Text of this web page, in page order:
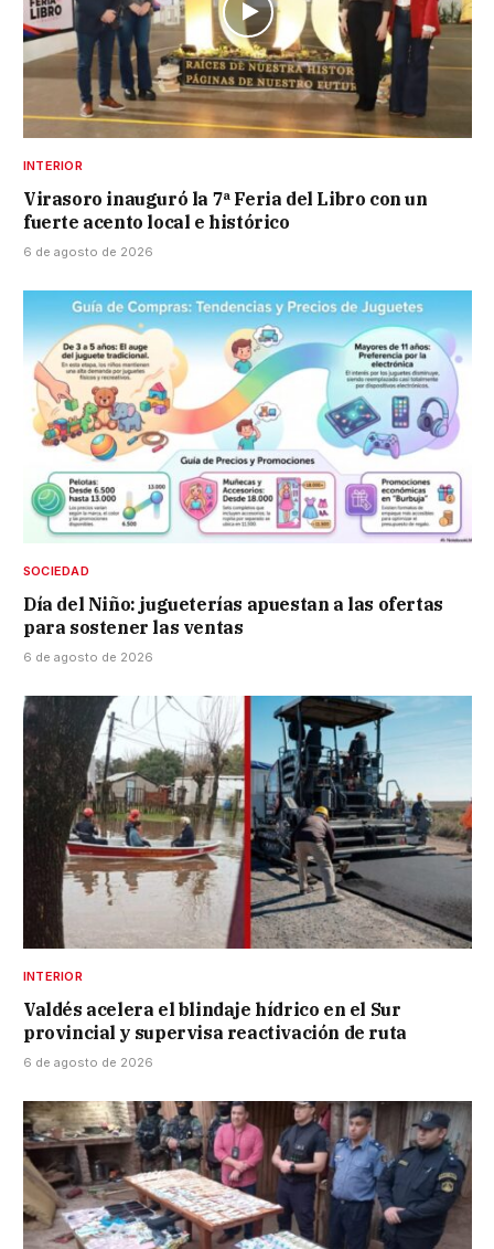
INTERIOR
Virasoro inauguró la 7ª Feria del Libro con un
fuerte acento local e histórico
6 de agosto de 2026
SOCIEDAD
Día del Niño: jugueterías apuestan a las ofertas
para sostener las ventas
6 de agosto de 2026
INTERIOR
Valdés acelera el blindaje hídrico en el Sur
provincial y supervisa reactivación de ruta
6 de agosto de 2026